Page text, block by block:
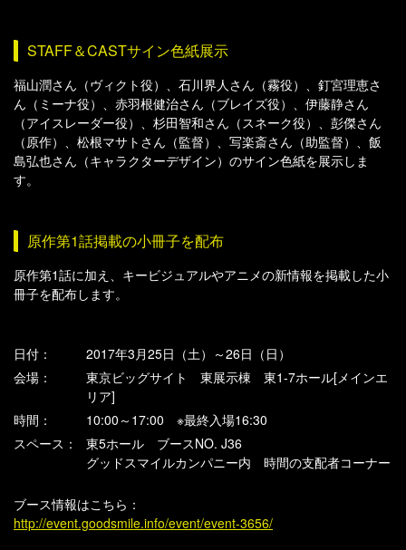
STAFF＆CASTサイン色紙展示
福山潤さん（ヴィクト役）、石川界人さん（霧役）、釘宮理恵さ
ん（ミーナ役）、赤羽根健治さん（ブレイズ役）、伊藤静さん
（アイスレーダー役）、杉田智和さん（スネーク役）、彭傑さん
（原作）、松根マサトさん（監督）、写楽斎さん（助監督）、飯
島弘也さん（キャラクターデザイン）のサイン色紙を展示しま
す。
原作第1話掲載の小冊子を配布
原作第1話に加え、キービジュアルやアニメの新情報を掲載した小
冊子を配布します。
日付：
2017年3月25日（土）～26日（日）
会場：
東京ビッグサイト 東展示棟 東1-7ホール[メインエ
リア]
時間：
10:00～17:00 ※最終入場16:30
スペース：
東5ホール ブースNO. J36
グッドスマイルカンパニー内 時間の支配者コーナー
ブース情報はこちら：
http://event.goodsmile.info/event/event-3656/